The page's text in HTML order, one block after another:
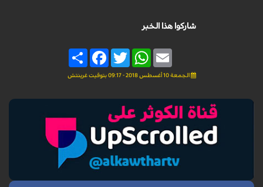
شاركوا هذا الخبر
Share
FacebookTwitter
WhatsAppEmail
الجمعة 10 أغسطس 2018 - 09:17 بتوقيت غرينتش